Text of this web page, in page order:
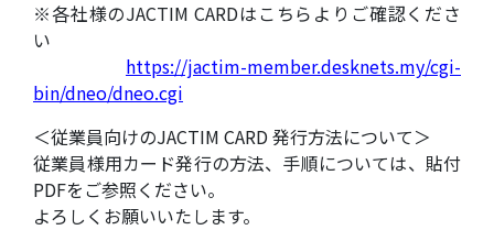
※各社様のJACTIM CARDはこちらよりご確認くださ
い
https://jactim-member.desknets.my/cgi-
bin/dneo/dneo.cgi
＜従業員向けのJACTIM CARD 発行方法について＞
従業員様用カード発行の方法、手順については、貼付
PDFをご参照ください。
よろしくお願いいたします。